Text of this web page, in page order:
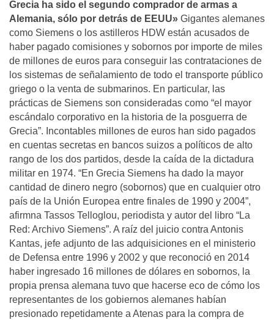
Grecia ha sido el segundo comprador de armas a
Alemania, sólo por detrás de EEUU» Gigantes alemanes
como Siemens o los astilleros HDW están acusados de
haber pagado comisiones y sobornos por importe de miles
de millones de euros para conseguir las contrataciones de
los sistemas de señalamiento de todo el transporte público
griego o la venta de submarinos. En particular, las
prácticas de Siemens son consideradas como “el mayor
escándalo corporativo en la historia de la posguerra de
Grecia”. Incontables millones de euros han sido pagados
en cuentas secretas en bancos suizos a políticos de alto
rango de los dos partidos, desde la caída de la dictadura
militar en 1974. “En Grecia Siemens ha dado la mayor
cantidad de dinero negro (sobornos) que en cualquier otro
país de la Unión Europea entre finales de 1990 y 2004”,
afirmna Tassos Telloglou, periodista y autor del libro “La
Red: Archivo Siemens”. A raíz del juicio contra Antonis
Kantas, jefe adjunto de las adquisiciones en el ministerio
de Defensa entre 1996 y 2002 y que reconoció en 2014
haber ingresado 16 millones de dólares en sobornos, la
propia prensa alemana tuvo que hacerse eco de cómo los
representantes de los gobiernos alemanes habían
presionado repetidamente a Atenas para la compra de